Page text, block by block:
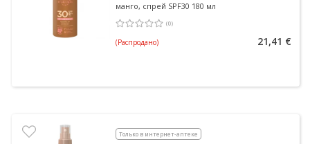
манго, спрей SPF30 180 мл
(0)
Средняя оценка 0.00
(Распродано) 21,41 €
Только в интернет-аптеке